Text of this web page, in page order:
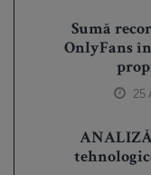
Sumă
OnlyFans
25